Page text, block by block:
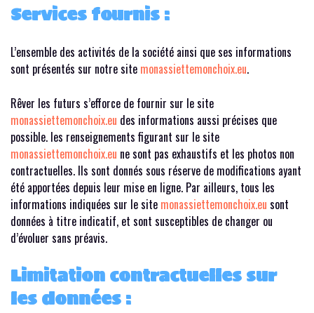
Services fournis :
L’ensemble des activités de la société ainsi que ses informations
sont présentés sur notre site monassiettemonchoix.eu.
Rêver les futurs s’efforce de fournir sur le site
monassiettemonchoix.eu des informations aussi précises que
possible. les renseignements figurant sur le site
monassiettemonchoix.eu ne sont pas exhaustifs et les photos non
contractuelles. Ils sont donnés sous réserve de modifications ayant
été apportées depuis leur mise en ligne. Par ailleurs, tous les
informations indiquées sur le site monassiettemonchoix.eu sont
données à titre indicatif, et sont susceptibles de changer ou
d’évoluer sans préavis.
Limitation contractuelles sur
les données :